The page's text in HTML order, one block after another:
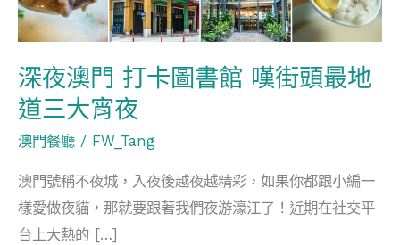
深夜澳門 打卡圖書館 嘆街頭最地
道三大宵夜
澳門餐廳 / FW_Tang
澳門號稱不夜城，入夜後越夜越精彩，如果你都跟小編一
樣愛做夜貓，那就要跟著我們夜游濠江了！近期在社交平
台上大熱的 […]
圖
書
館
嘆
街
頭
最
地
道